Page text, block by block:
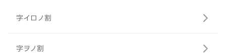
字イロノ割
字ヲノ割